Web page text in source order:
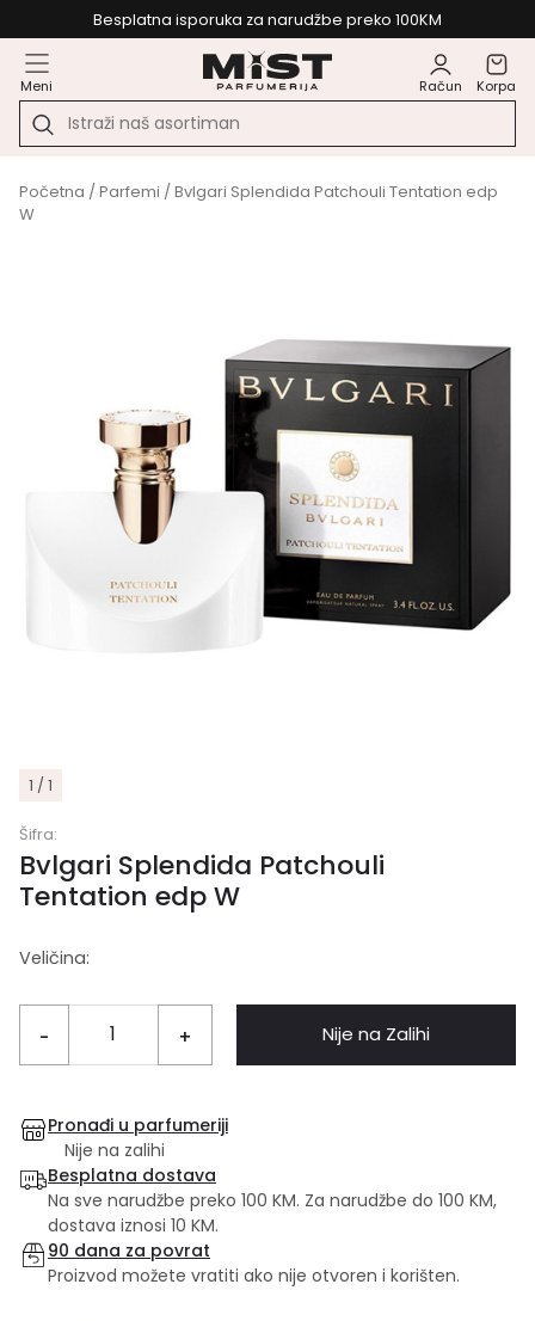
Besplatna isporuka za narudžbe preko 100KM
Meni Račun Korpa
Početna /Parfemi / Bvlgari Splendida Patchouli Tentation edp
W
1 / 1
Šifra:
Bvlgari Splendida Patchouli
Tentation edp W
Veličina:
- + Nije na Zalihi
Pronađi u parfumeriji
Nije na zalihi
Besplatna dostava
Na sve narudžbe preko 100 KM. Za narudžbe do 100 KM,
dostava iznosi 10 KM.
90 dana za povrat
Proizvod možete vratiti ako nije otvoren i korišten.